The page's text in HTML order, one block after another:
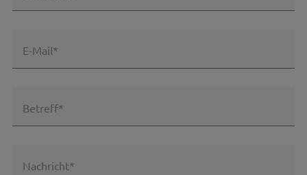
E-Mail*
Betreff*
Nachricht*